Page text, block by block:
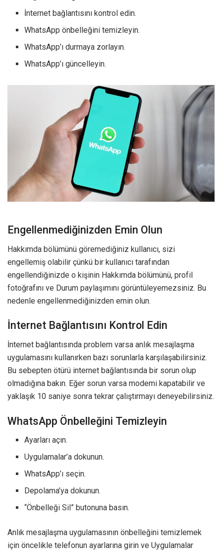
İnternet bağlantısını kontrol edin.
WhatsApp önbelleğini temizleyin.
WhatsApp’ı durmaya zorlayın.
WhatsApp’ı güncelleyin.
Engellenmediğinizden Emin Olun
Hakkımda bölümünü göremediğiniz kullanıcı, sizi
engellemiş olabilir çünkü bir kullanıcı tarafından
engellendiğinizde o kişinin Hakkımda bölümünü, profil
fotoğrafını ve Durum paylaşımını görüntüleyemezsiniz. Bu
nedenle engellenmediğinizden emin olun.
İnternet Bağlantısını Kontrol Edin
İnternet bağlantısında problem varsa anlık mesajlaşma
uygulamasını kullanırken bazı sorunlarla karşılaşabilirsiniz.
Bu sebepten ötürü internet bağlantısında bir sorun olup
olmadığına bakın. Eğer sorun varsa modemi kapatabilir ve
yaklaşık 10 saniye sonra tekrar çalıştırmayı deneyebilirsiniz.
WhatsApp Önbelleğini Temizleyin
Ayarları açın.
Uygulamalar’a dokunun.
WhatsApp’ı seçin.
Depolama’ya dokunun.
“Önbelleği Sil” butonuna basın.
Anlık mesajlaşma uygulamasının önbelleğini temizlemek
için öncelikle telefonun ayarlarına girin ve Uygulamalar